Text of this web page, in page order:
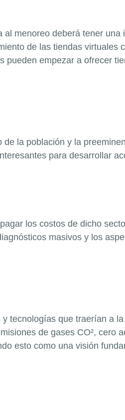
menoreo deberá tener una
de las tiendas virtuales
pueden empezar a ofrecer
la población y la
para desarrollar
los costos de dicho
masivos y los
tecnologías que traerían a
de gases CO², cero
esto como una visión